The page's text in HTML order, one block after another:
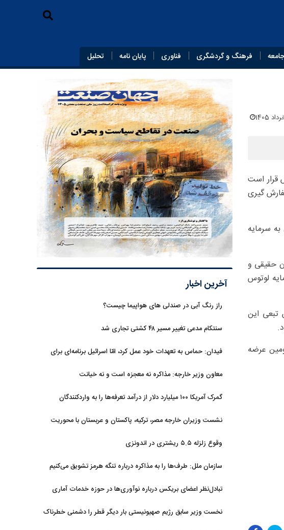
جامعه فرهنگ و گردشگری فناوری پایان‌ نامه تحلیل
قرار است
زمان سفارش گیری
۳ درصد با حداکثر سهمیه ۴۳۸ هزار سهمی به سرمایه
سهمیه ۱۵۰ سهمی به سهامداران حقیقی و
لوتوس
تبعی اﯾﻦ
عرضه
آخرین اخبار
راز رنگ آبی در صندلی های هواپیما چیست؟
سنتکام مدعی تغییر مسیر ۴۸ کشتی تجاری شد
فیدان: حماس به تعهدات خود عمل کرد، امّا اسرائیل برنامه‌ای برای
معاون وزیر خارجه: مذاکره نه معجزه است و نه خیانت
گمرک آمریکا ۱۰۰ میلیارد دلار از درآمد تعرفه‌ها را به واردکنندگان
نشست وزیران خارجه مصر، ترکیه، پاکستان و عربستان با محوریت
وقوع زلزله ۵.۵ ریشتری در اندونزی
سازمان ملل: طرف‌ها را به مذاکره درباره تنگه هرمز تشویق می‌کنیم
تبادل‌نظر اعضای بریکس درباره نوآوری‌ها در حوزه خدمات آماری
نخست وزیر سابق رژیم صهیونیستی بار دیگر قطر را دشمنی خطرناک